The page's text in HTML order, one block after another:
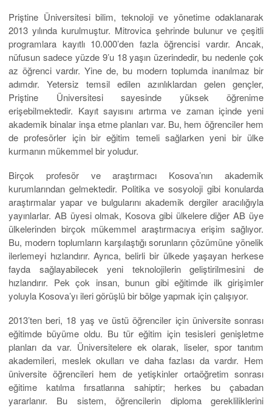
Priştine Üniversitesi bilim, teknoloji ve yönetime odaklanarak
2013 yılında kurulmuştur. Mitrovica şehrinde bulunur ve çeşitli
programlara kayıtlı 10.000’den fazla öğrencisi vardır. Ancak,
nüfusun sadece yüzde 9’u 18 yaşın üzerindedir, bu nedenle çok
az öğrenci vardır. Yine de, bu modern toplumda inanılmaz bir
adımdır. Yetersiz temsil edilen azınlıklardan gelen gençler,
Priştine Üniversitesi sayesinde yüksek öğrenime
erişebilmektedir. Kayıt sayısını artırma ve zaman içinde yeni
akademik binalar inşa etme planları var. Bu, hem öğrenciler hem
de profesörler için bir eğitim temeli sağlarken yeni bir ülke
kurmanın mükemmel bir yoludur.
Birçok profesör ve araştırmacı Kosova’nın akademik
kurumlarından gelmektedir. Politika ve sosyoloji gibi konularda
araştırmalar yapar ve bulgularını akademik dergiler aracılığıyla
yayınlarlar. AB üyesi olmak, Kosova gibi ülkelere diğer AB üye
ülkelerinden birçok mükemmel araştırmacıya erişim sağlıyor.
Bu, modern toplumların karşılaştığı sorunların çözümüne yönelik
ilerlemeyi hızlandırır. Ayrıca, belirli bir ülkede yaşayan herkese
fayda sağlayabilecek yeni teknolojilerin geliştirilmesini de
hızlandırır. Pek çok insan, bunun gibi eğitimde ilk girişimler
yoluyla Kosova’yı ileri görüşlü bir bölge yapmak için çalışıyor.
2013’ten beri, 18 yaş ve üstü öğrenciler için üniversite sonrası
eğitimde büyüme oldu. Bu tür eğitim için tesisleri genişletme
planları da var. Üniversitelere ek olarak, liseler, spor tanıtım
akademileri, meslek okulları ve daha fazlası da vardır. Hem
üniversite öğrencileri hem de yetişkinler ortaöğretim sonrası
eğitime katılma fırsatlarına sahiptir; herkes bu çabadan
yararlanır. Bu sistem, öğrencilerin diploma gerekliliklerini